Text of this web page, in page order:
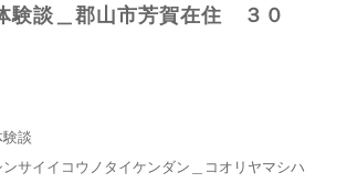
験談＿郡山市芳賀在住 ３０
験談
ンサイイコウノタイケンダン＿コオリヤマシハ